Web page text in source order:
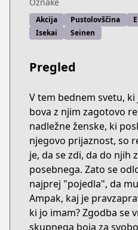
Akcija Pustolovščina
Isekai
Seinen
Pregled
V tem bednem svetu,
bova z njim zagotovo
nadležne ženske, ki
njegovo prijaznost, so
je, da se zdi, da do njih
posebnega. Zato se
najprej "pojedla", da
Ampak, kaj je
ki jo imam? Zgodba se
skupnega boja za